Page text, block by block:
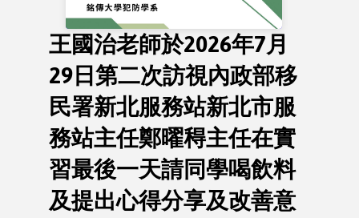
王國治老師於2026年7月
29日第二次訪視內政部移
民署新北服務站新北市服
務站主任鄭曜䅞主任在實
習最後一天請同學喝飲料
及提出心得分享及改善意